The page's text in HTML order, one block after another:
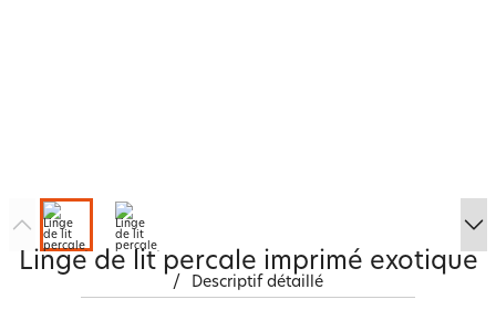
Linge de lit percale imprimé exotique
/ Descriptif détaillé